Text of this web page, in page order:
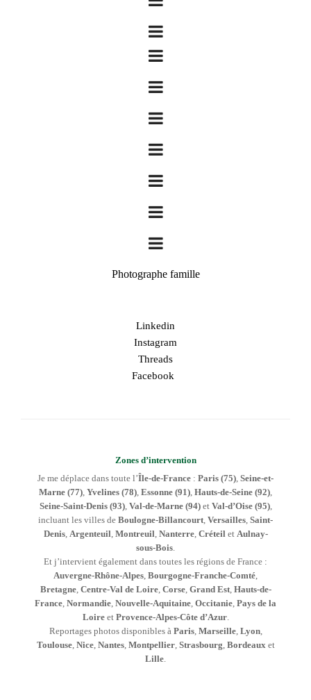
Photographe famille
Linkedin
Instagram
Threads
Facebook
Zones d’intervention
Je me déplace dans toute l’Île-de-France : Paris (75) Seine-et-
Marne (77) Yvelines (78) Essonne (91) Hauts-de-Seine (92)
Seine-Saint-Denis (93), Val-de-Marne (94)et Val-d’Oise (95),
incluant les villes de Boulogne-Billancourt Versailles Saint-
Denis, Argenteuil Montreuil Nanterre, Créteil et Aulnay-
sous-Bois
Et j’intervient également dans toutes les régions de France :
Auvergne-Rhône-Alpes Bourgogne-Franche-Comté
Bretagne, Centre-Val de Loire, Corse, Grand Est, Hauts-de-
France Normandie Nouvelle-Aquitaine Occitanie Pays de la
Loireet Provence-Alpes-Côte d’Azur.
Reportages photos disponibles à Paris, Marseille, Lyon,
Toulouse, Nice, Nantes, Montpellier, Strasbourg Bordeaux et
Lille